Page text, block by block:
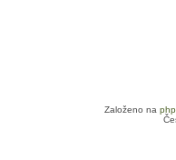
Založeno na